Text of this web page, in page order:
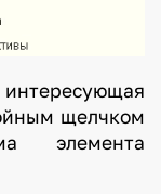
интересующая
щелчком
элемента